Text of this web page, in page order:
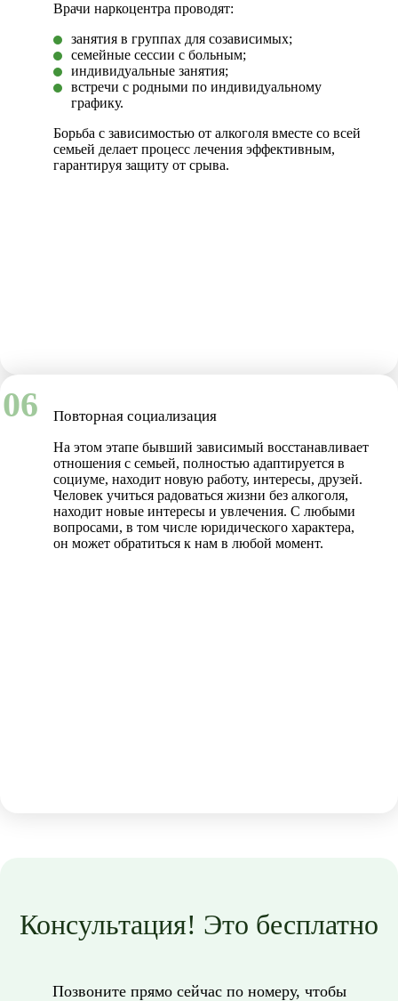
Врачи наркоцентра проводят:
занятия в группах для созависимых;
семейные сессии с больным;
индивидуальные занятия;
встречи с родными по индивидуальному
графику.
Борьба с зависимостью от алкоголя вместе со всей
семьей делает процесс лечения эффективным,
гарантируя защиту от срыва.
06 Повторная социализация
На этом этапе бывший зависимый восстанавливает
отношения с семьей, полностью адаптируется в
социуме, находит новую работу, интересы, друзей.
Человек учиться радоваться жизни без алкоголя,
находит новые интересы и увлечения. С любыми
вопросами, в том числе юридического характера,
он может обратиться к нам в любой момент.
Консультация! Это бесплатно
Позвоните прямо сейчас по номеру, чтобы